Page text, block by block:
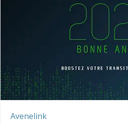
Avenelink